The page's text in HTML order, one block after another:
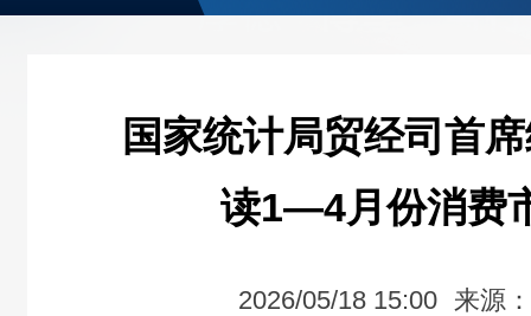
国家统计局贸经司首
读1—4月份消费
2026/05/18 15:00 来源